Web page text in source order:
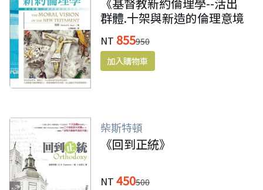
群體.十架與新造的倫理意境
(POD版)》
NT 855950
柴斯特頓
《回到正統》
NT 450500